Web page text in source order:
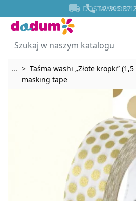
 12 395 37
 DOSTAWA OD


... Rozwiń breadcrumbs
Taśma washi „Złote kropki”
masking tape